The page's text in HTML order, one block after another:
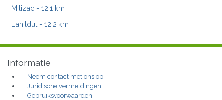
Milizac - 12.1 km
Lanildut - 12.2 km
Informatie
Neem contact met ons op
Juridische vermeldingen
Gebruiksvoorwaarden